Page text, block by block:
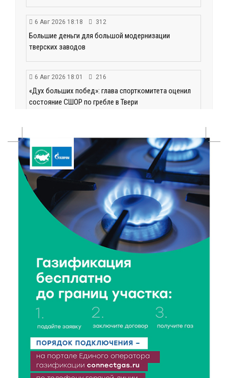
6 Авг 2026 18:18 312
Большие деньги для большой модернизации
тверских заводов
6 Авг 2026 18:01 216
«Дух больших побед»: глава спорткомитета оценил
состояние СШОР по гребле в Твери
День рождения Светофора: в детском саду № 6
прошел необычный урок безопасности
6 Авг 2026 16:41 417
В Твери пройдёт дополнительный день приёма в
колледжи
268
Исследование: ежемесячная смена категорий
кешбэка создает волны спроса
6 Авг 2026 16:28 390
Тверские «Романтики» покорили Витебск своей
хореографией
6 Авг 2026 16:08 466
Виталий Королев наградил строителей и